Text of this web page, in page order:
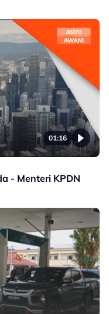
01:16
- Menteri KPDN